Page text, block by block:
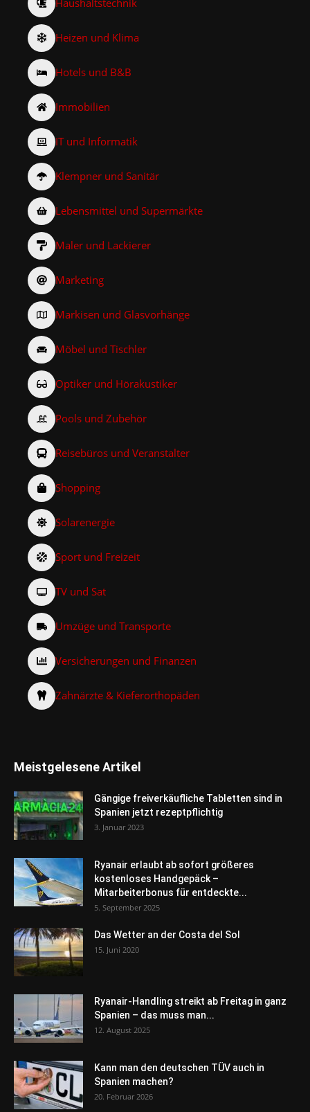
Haushaltstechnik
Heizen und Klima
Hotels und B&B
Immobilien
IT und Informatik
Klempner und Sanitär
Lebensmittel und Supermärkte
Maler und Lackierer
Marketing
Markisen und Glasvorhänge
Möbel und Tischler
Optiker und Hörakustiker
Pools und Zubehör
Reisebüros und Veranstalter
Shopping
Solarenergie
Sport und Freizeit
TV und Sat
Umzüge und Transporte
Versicherungen und Finanzen
Zahnärzte & Kieferorthopäden
Meistgelesene Artikel
Gängige freiverkäufliche Tabletten sind in
Spanien jetzt rezeptpflichtig
3. Januar 2023
Ryanair erlaubt ab sofort größeres
kostenloses Handgepäck –
Mitarbeiterbonus für entdeckte...
5. September 2025
Das Wetter an der Costa del Sol
15. Juni 2020
Ryanair-Handling streikt ab Freitag in ganz
Spanien – das muss man...
12. August 2025
Kann man den deutschen TÜV auch in
Spanien machen?
20. Februar 2026